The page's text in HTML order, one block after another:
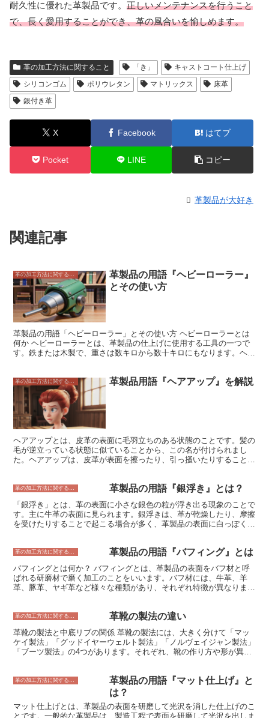
耐久性に優れた革製品です。 正しいメンテナンスを行うこと
で、長く愛用することができ、革の風合いを愉しめます。
革の加工方法に関すること 「き」
キャストコート仕上げ
シリコンゴム
ポリウレタン マトリックス
床革
銀付き革
X Facebook はてブ
Pocket LINE コピー
革製品が大好き
関連記事
革製品の用語『ヘビーローラー』
とその使い方
革製品の用語「ヘビーローラー」とその使い方 ヘビーローラーとは
何か ヘビーローラーとは、革製品の仕上げに使用する工具の一つで
す。鉄または木製で、重さは数キロから数十キロにもなります。ヘビ
げに欠かせない工具です。
革製品用語『ヘアアップ』を解説
ヘアアップとは、皮革の表面に毛羽立ちのある状態のことです。髪の
毛が逆立っている状態に似ていることから、この名が付けられまし
た。ヘアアップは、皮革が表面を擦ったり、引っ掻いたりすることで
の風合いを損なうこともありますし、ひっかかりの原因となることも
り、引っ掻いたりすることがないようにすることが大切です。また、
ヘアアップが起こってしまった場合は、毛羽立ちを整えるために、ス
エードブラシやサンドペーパーなどで表面を軽くこすると良いでしょ
革製品の用語『銀浮き』とは？
「銀浮き」とは、革の表面に小さな銀色の粒が浮き出る現象のことで
す。主に牛革の表面に見られます。銀浮きは、革が乾燥したり、摩擦
を受けたりすることで起こる場合が多く、革製品の表面に白っぽく見
あります。銀浮きを防ぐために、革製品を乾燥させすぎないように注
た、革製品の銀浮きは、革の表面に浮き出た銀色の粒子を指します。
銀浮きは、革を加工する過程で生じるもので、革の表面を研磨した
り、染色したりする際に、銀色の粒子が残ってしまうことで起こりま
なうことがあります。特に、黒や茶色などの色の濃い革製品では、銀
浮きが目立ちやすくなります。
革の加工方法に関すること 革製品の用語『バフィング』とは
バフィングとは何か？ バフィングとは、革製品の表面をバフ材と呼
ばれる研磨材で磨く加工のことをいいます。バフ材には、牛革、羊
革、豚革、ヤギ革など様々な種類があり、それぞれ特徴が異なりま
革製品の表面を滑らかにしたり、光沢を出したり、風合いを良くした
れや傷が付きにくくなり、より丈夫になります。
革の加工方法に関すること 革靴の製法の違い
革靴の製法と中底リブの関係 革靴の製法には、大きく分けて「マッ
ケイ製法」「グッドイヤーウェルト製法」「ノルヴェイジャン製法」
「ブーツ製法」の4つがあります。それぞれ、靴の作り方や形が異な
は使用しません。この製法で作られた靴は、軽量で柔らかく、履き心
地が良いのが特徴です。しかし、耐久性は他の製法に比べて劣りま
んで縫い合わせる製法です。中底リブは、靴の強度と耐久性を高める
革製品の用語『マット仕上げ』と
は？
マット仕上げとは、革製品の表面を研磨して光沢を消した仕上げのこ
とです。一般的な革製品は、製造工程で表面を研磨して光沢を出しま